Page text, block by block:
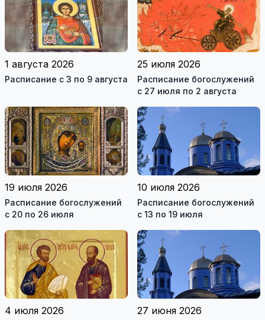
1 августа 2026
Расписание с 3 по 9 августа
25 июля 2026
Расписание богослужений
с 27 июля по 2 августа
19 июля 2026
Расписание богослужений
с 20 по 26 июля
10 июля 2026
Расписание богослужений
с 13 по 19 июля
4 июля 2026 27 июня 2026